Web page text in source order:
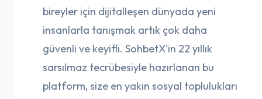
bireyler için dijitalleşen dünyada yeni
insanlarla tanışmak artık çok daha
güvenli ve keyifli. SohbetX'in 22 yıllık
sarsılmaz tecrübesiyle hazırlanan bu
platform, size en yakın sosyal toplulukları